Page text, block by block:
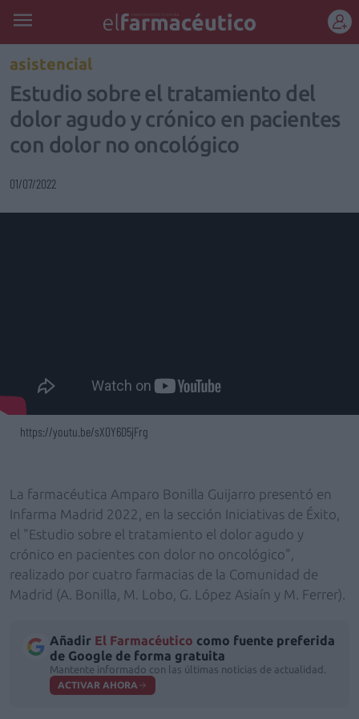
asistencial
Estudio sobre el tratamiento del
dolor agudo y crónico en pacientes
con dolor no oncológico
01/07/2022
https://youtu.be/sX0Y6D5jFrg
La farmacéutica Amparo Bonilla Guijarro presentó en
Infarma Madrid 2022, en la sección Iniciativas de Éxito,
el "Estudio sobre el tratamiento el dolor agudo y
crónico en pacientes con dolor no oncológico",
realizado por cuatro farmacias de la Comunidad de
Madrid (A. Bonilla, M. Lobo, G. López Asiaín y M. Ferrer).
Añadir El Farmacéutico como fuente preferida
de Google de forma gratuita
Mantente informado con las últimas noticias de actualidad.
ACTIVAR AHORA